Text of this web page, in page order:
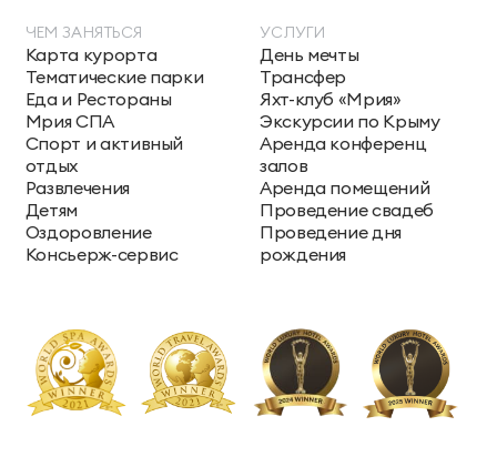
ЧЕМ ЗАНЯТЬСЯ
Карта курорта
Тематические парки
Еда и Рестораны
Мрия СПА
Спорт и активный
отдых
Развлечения
Детям
Оздоровление
Консьерж-сервис
УСЛУГИ
День мечты
Трансфер
Яхт-клуб «Мрия»
Экскурсии по Крыму
Аренда конференц
залов
Аренда помещений
Проведение свадеб
Проведение дня
рождения